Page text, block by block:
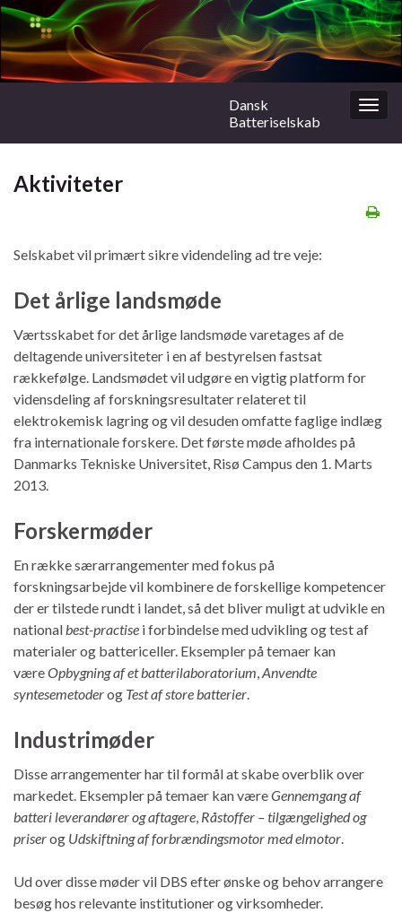
Dansk
Batteriselskab
Aktiviteter
Selskabet vil primært sikre videndeling ad tre veje:
Det årlige landsmøde
Værtsskabet for det årlige landsmøde varetages af de
deltagende universiteter i en af bestyrelsen fastsat
rækkefølge. Landsmødet vil udgøre en vigtig platform for
vidensdeling af forskningsresultater relateret til
elektrokemisk lagring og vil desuden omfatte faglige indlæg
fra internationale forskere. Det første møde afholdes på
Danmarks Tekniske Universitet, Risø Campus den 1. Marts
2013.
Forskermøder
En række særarrangementer med fokus på
forskningsarbejde vil kombinere de forskellige kompetencer
der er tilstede rundt i landet, så det bliver muligt at udvikle en
nationalbest-practise i forbindelse med udvikling og test af
materialer og battericeller. Eksempler på temaer kan
væreOpbygning af et batterilaboratorium,Anvendte
syntesemetoderog Test af store batterier.
Industrimøder
Disse arrangementer har til formål at skabe overblik over
markedet. Eksempler på temaer kan væreGennemgang af
batteri leverandører og aftagere, Råstoffer – tilgængelighed og
priserog Udskiftning af forbrændingsmotor med elmotor.
Ud over disse møder vil DBS efter ønske og behov arrangere
besøg hos relevante institutioner og virksomheder.